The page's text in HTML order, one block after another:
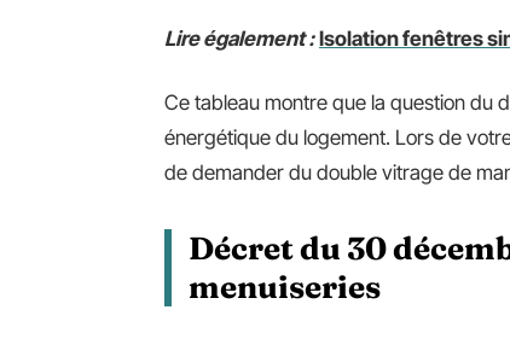
Lire également : Isolation fenêtres
Ce tableau montre que la question du
énergétique du logement. Lors de
de demander du double vitrage de
Décret du 30
menuiseries